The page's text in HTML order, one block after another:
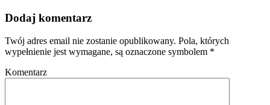
Dodaj komentarz
Twój adres email nie zostanie opublikowany. Pola, których
wypełnienie jest wymagane, są oznaczone symbolem *
Komentarz